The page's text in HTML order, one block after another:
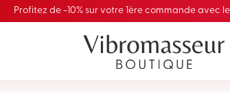
Profitez de -10% sur votre 1ère commande avec le